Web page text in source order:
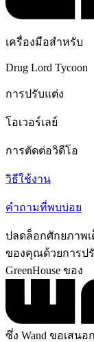
เครื่องมือสำหรับ
Drug Lord Tycoon
การปรับแต่ง
โอเวอร์เลย์
การตัดต่อวิดีโอ
วิธีใช้งาน
คำถามที่พบบ่อย
ปลดล็อกศักยภาพเ
ของคุณด้วยการปรั
GreenHouse ของ
ซึ่ง Wand ขอเสน